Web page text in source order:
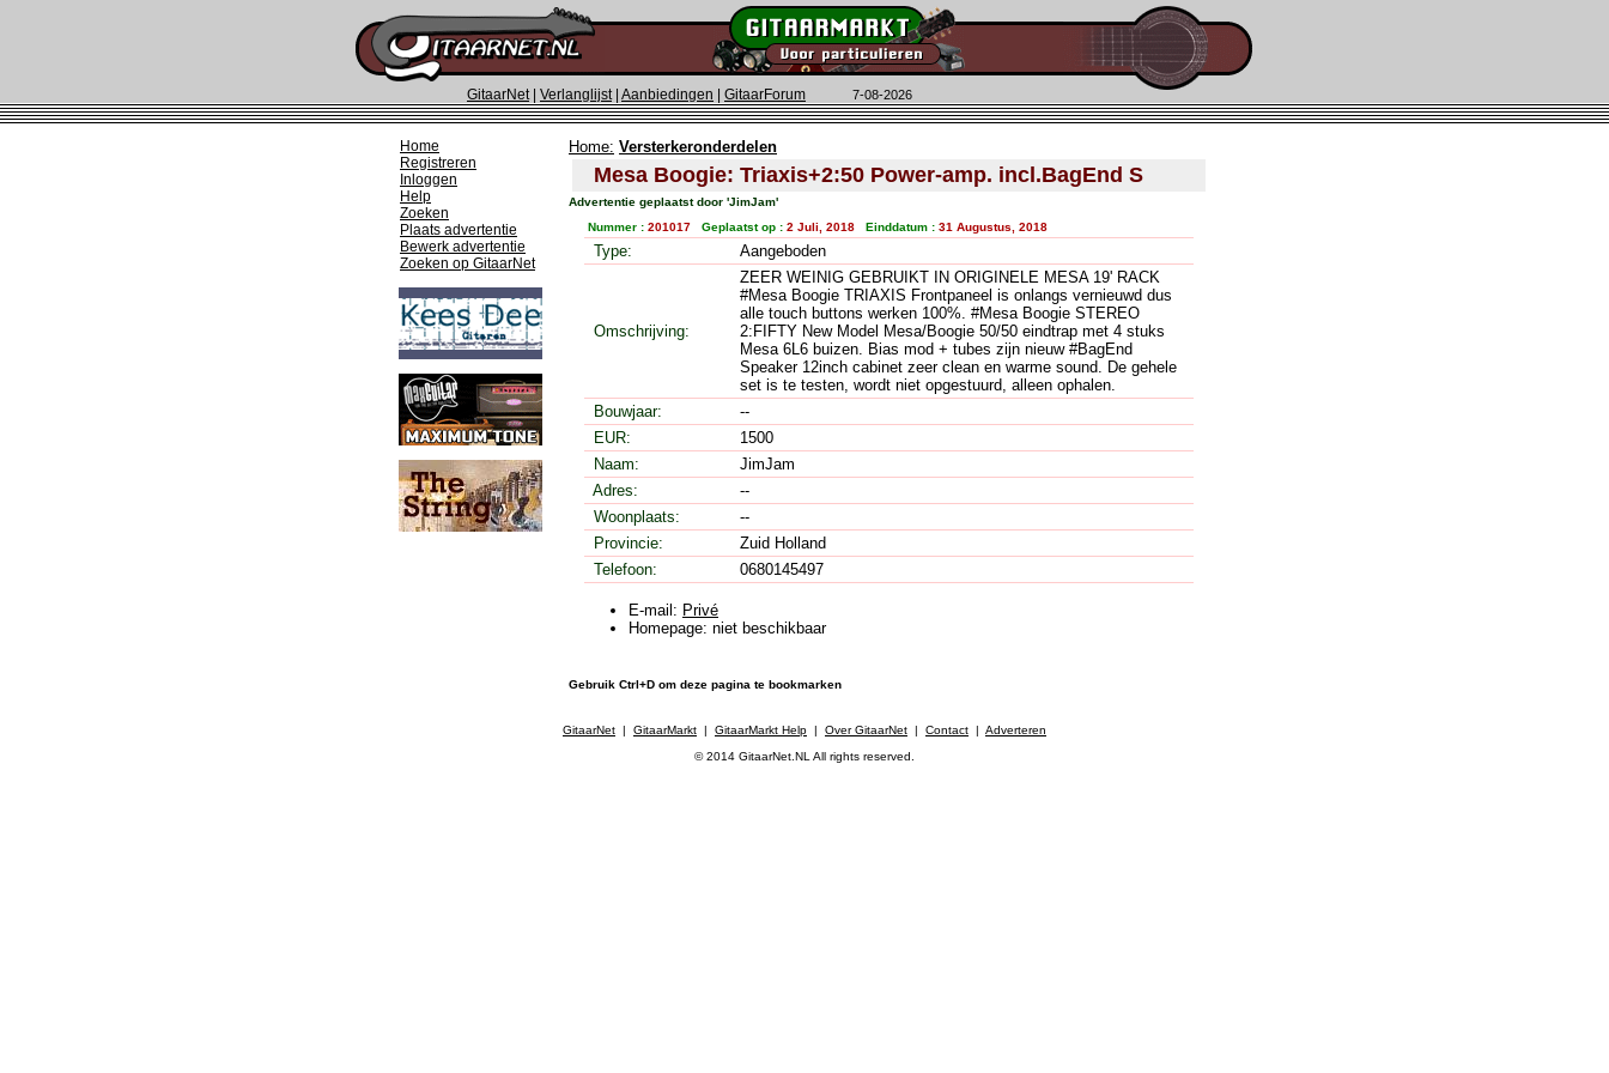
GitaarNet| Verlanglijst| Aanbiedingen GitaarForum 7-08-2026
Home
Registreren
Inloggen
Help
Zoeken
Plaats advertentie
Bewerk advertentie
Zoeken op GitaarNet
Home: Versterkeronderdelen
Mesa Boogie: Triaxis+2:50 Power-amp. incl.BagEnd S
Advertentie geplaatst door 'JimJam'
Nummer : 201017 Geplaatst op : 2 Juli, 2018 Einddatum : 31 Augustus, 2018
Type: Aangeboden
Omschrijving:
ZEER WEINIG GEBRUIKT IN ORIGINELE MESA 19' RACK
#Mesa Boogie TRIAXIS Frontpaneel is onlangs vernieuwd dus
alle touch buttons werken 100%. #Mesa Boogie STEREO
2:FIFTY New Model Mesa/Boogie 50/50 eindtrap met 4 stuks
Mesa 6L6 buizen. Bias mod + tubes zijn nieuw #BagEnd
Speaker 12inch cabinet zeer clean en warme sound. De gehele
set is te testen, wordt niet opgestuurd, alleen ophalen.
Bouwjaar:
--
EUR:
1500
Naam:
JimJam
Adres:
--
Woonplaats:
--
Provincie:
Zuid Holland
Telefoon:
0680145497
E-mail: Privé
Homepage: niet beschikbaar
Gebruik Ctrl+D om deze pagina te bookmarken
GitaarNet | GitaarMarkt | GitaarMarkt Help | Over GitaarNet | Contact | Adverteren
© 2014 GitaarNet.NL All rights reserved.